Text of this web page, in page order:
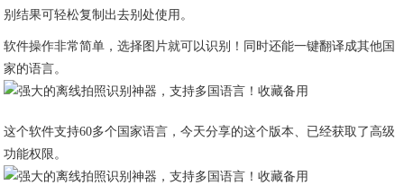
别结果可轻松复制出去别处使用。
软件操作非常简单，选择图片就可以识别！同时还能一键翻译成其他国
家的语言。
这个软件支持60多个国家语言，今天分享的这个版本、已经获取了高级
功能权限。